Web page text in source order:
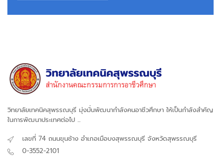
วิทยาลัยเทคนิคสุพรรณบุรี มุ่งมั่นพัฒนากำลังคนอาชีวศึกษา ให้เป็นกำลังสำคัญ
ในการพัฒนาประเทศต่อไป ...
เลขที่ 74 ถนนขุนช้าง อำเภอเมือบงสุพรรณบุรี จังหวัดสุพรรณบุรี
0-3552-2101